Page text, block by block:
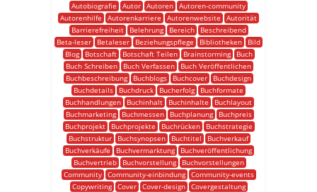
Autobiografie
Autor Autoren Autoren-community
Autorenhilfe
Autorenkarriere Autorenwebsite
Autorität
Barrierefreiheit
Belehrung Bereich
Beschreibend
Beta-leser
Betaleser Beziehungspflege Bibliotheken
Bild
Blog
Botschaft Botschaft Teilen Brainstorming
Buch
Buch Schreiben
Buch Verfassen
Buch Veröffentlichen
Buchbeschreibung
Buchblogs Buchcover
Buchdesign
Buchdetails
Buchdruck Bucherfolg
Buchformate
Buchhandlungen
Buchinhalt Buchinhalte
Buchlayout
Buchmarketing
Buchmessen Buchplanung
Buchpreis
Buchprojekt
Buchprojekte Buchrücken
Buchstrategie
Buchstruktur
Buchsynopsen Buchtitel
Buchverkauf
Buchverkäufe
Buchvermarktung
Buchveröffentlichung
Buchvertrieb
Buchvorstellung
Buchvorstellungen
Community
Community-einbindung
Community-events
Copywriting
Cover Cover-design
Covergestaltung